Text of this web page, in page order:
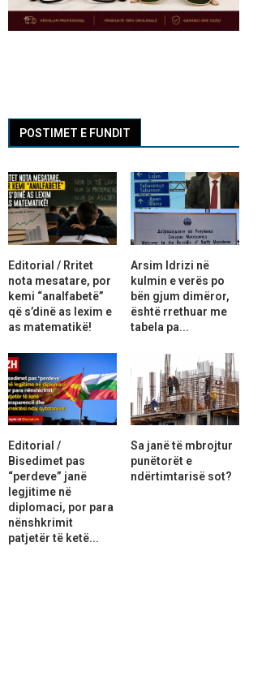
POSTIMET E FUNDIT
Editorial / Rritet
nota mesatare, por
kemi “analfabetë”
që s’dinë as lexim e
as matematikë!
Arsim Idrizi në
kulmin e verës po
bën gjum dimëror,
është rrethuar me
tabela pa...
Editorial /
Bisedimet pas
“perdeve” janë
legjitime në
diplomaci, por para
nënshkrimit
patjetër të ketë...
Sa janë të mbrojtur
punëtorët e
ndërtimtarisë sot?